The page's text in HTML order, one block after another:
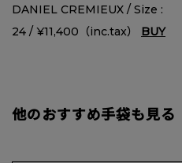
DANIEL CREMIEUX / Size :
24 / ¥11,400（inc.tax） BUY
他のおすすめ手袋も見る